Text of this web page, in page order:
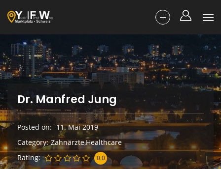
Dr. Manfred Jung
Posted on 11. Mai 2019
Category Zahnärzte,Healthcare
Rating
0.0